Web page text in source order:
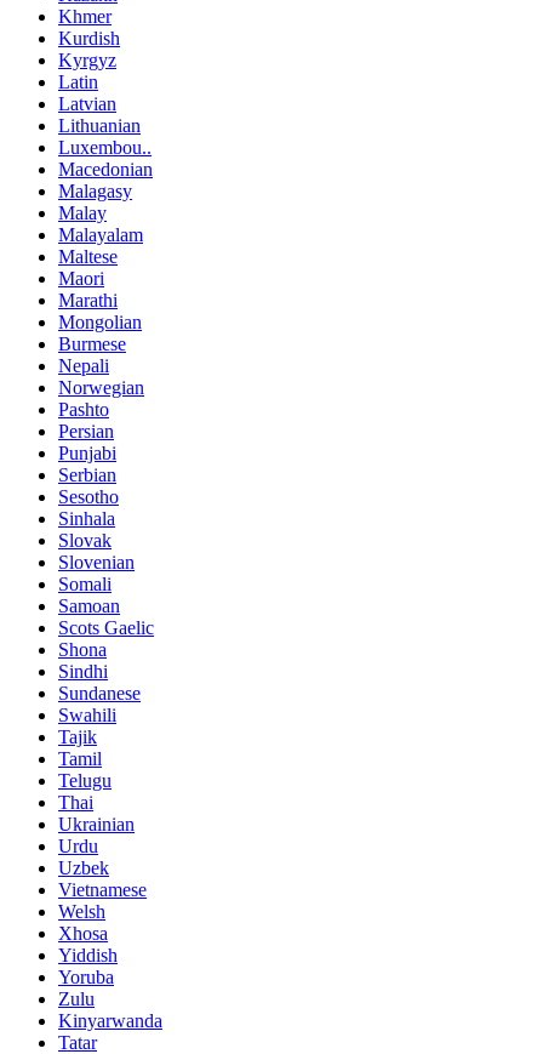
Khmer
Kurdish
Kyrgyz
Latin
Latvian
Lithuanian
Luxembou..
Macedonian
Malagasy
Malay
Malayalam
Maltese
Maori
Marathi
Mongolian
Burmese
Nepali
Norwegian
Pashto
Persian
Punjabi
Serbian
Sesotho
Sinhala
Slovak
Slovenian
Somali
Samoan
Scots Gaelic
Shona
Sindhi
Sundanese
Swahili
Tajik
Tamil
Telugu
Thai
Ukrainian
Urdu
Uzbek
Vietnamese
Welsh
Xhosa
Yiddish
Yoruba
Zulu
Kinyarwanda
Tatar